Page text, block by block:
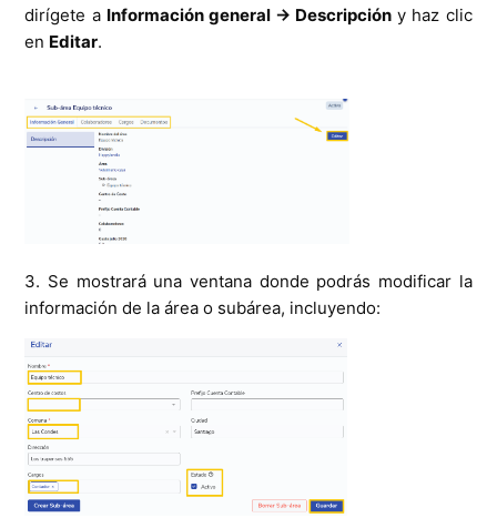
dirígete a Información general → Descripción y haz clic
en Editar.
3. Se mostrará una ventana donde podrás modificar la
información de la área o subárea, incluyendo: